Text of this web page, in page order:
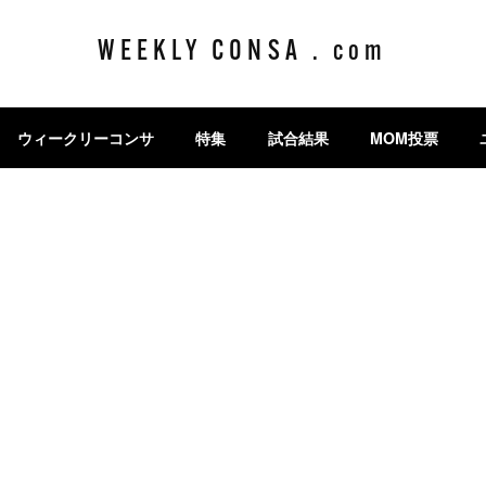
WEEKLY CONSA . com
ウィークリーコンサ 特集 試合結果 MOM投票